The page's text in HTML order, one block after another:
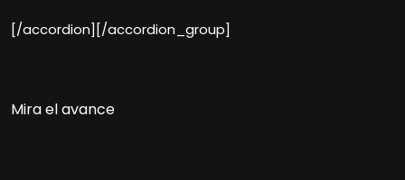
[/accordion][/accordion_group]
Mira el avance